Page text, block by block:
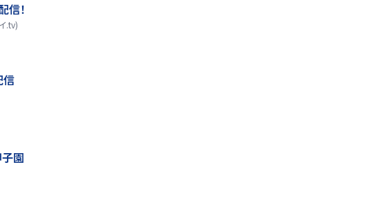
信！
.tv)
信
園